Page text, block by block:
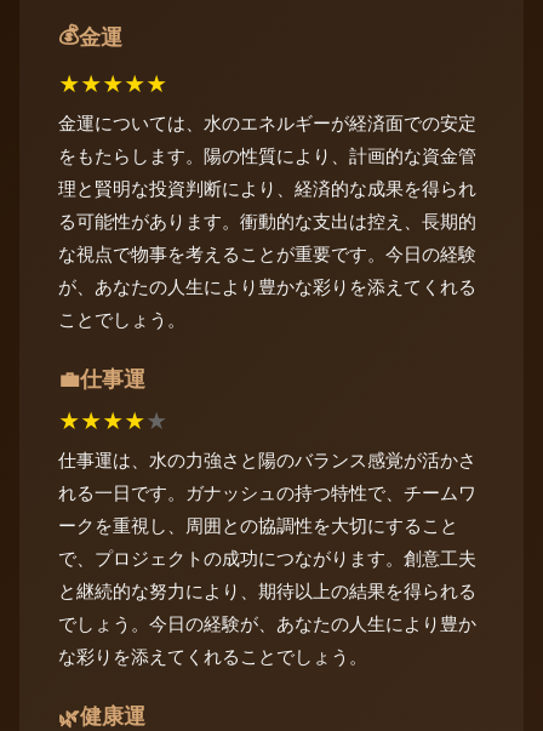
💰金運
★★★★★
金運については、水のエネルギーが経済面での安定
をもたらします。陽の性質により、計画的な資金管
理と賢明な投資判断により、経済的な成果を得られ
る可能性があります。衝動的な支出は控え、長期的
な視点で物事を考えることが重要です。今日の経験
が、あなたの人生により豊かな彩りを添えてくれる
ことでしょう。
💼仕事運
★★★★★
仕事運は、水の力強さと陽のバランス感覚が活かさ
れる一日です。ガナッシュの持つ特性で、チームワ
ークを重視し、周囲との協調性を大切にすること
で、プロジェクトの成功につながります。創意工夫
と継続的な努力により、期待以上の結果を得られる
でしょう。今日の経験が、あなたの人生により豊か
な彩りを添えてくれることでしょう。
🌿健康運